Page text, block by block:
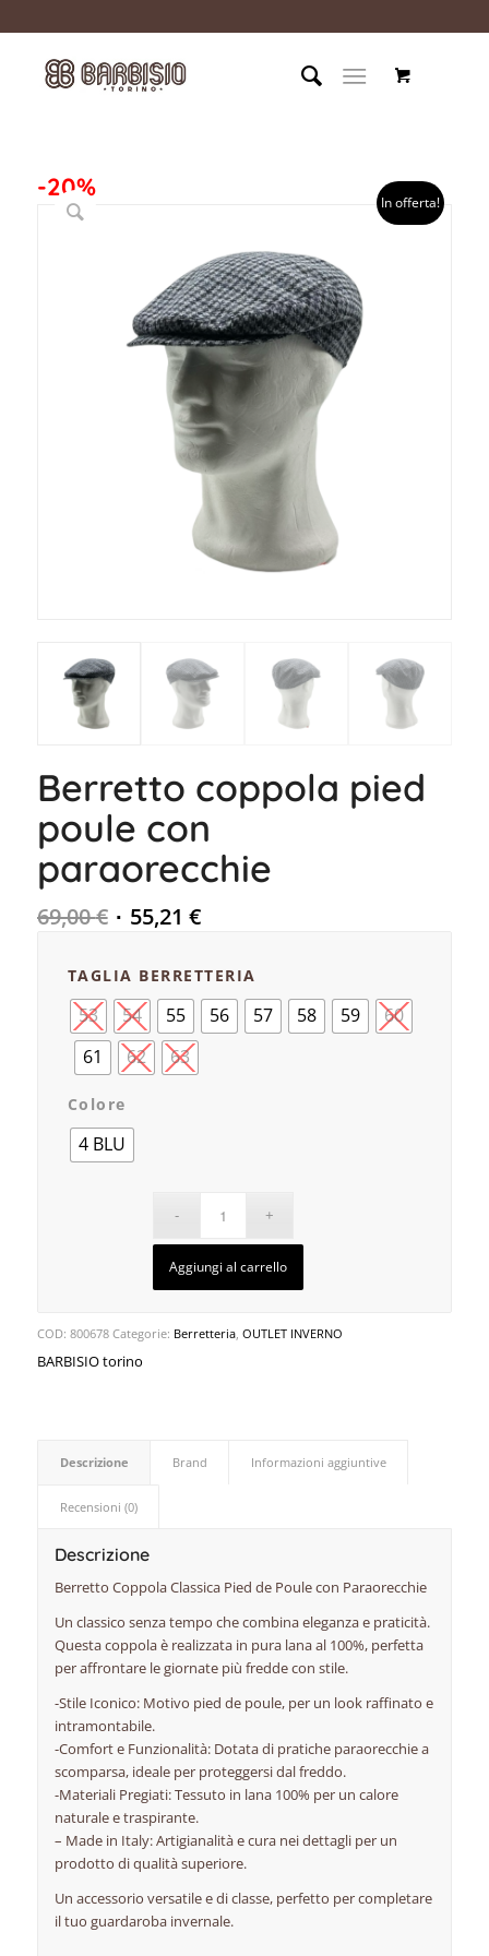
-20%
In offerta!
Berretto coppola pied
poule con
paraorecchie
69,00€ 55,21 €
TAGLIA BERRETTERIA
53 54 55 56 57 58 59
60
61
62 63
Colore
4 BLU
Aggiungi al carrello
COD: 800678 Categorie: Berretteria, OUTLET INVERNO
BARBISIO torino
Descrizione Brand Informazioni aggiuntive
Recensioni (0)
Descrizione
Berretto Coppola Classica Pied de Poule con Paraorecchie
Un classico senza tempo che combina eleganza e praticità.
Questa coppola è realizzata in pura lana al 100%, perfetta
per affrontare le giornate più fredde con stile.
-Stile Iconico: Motivo pied de poule, per un look raffinato e
intramontabile.
-Comfort e Funzionalità: Dotata di pratiche paraorecchie a
scomparsa, ideale per proteggersi dal freddo.
-Materiali Pregiati: Tessuto in lana 100% per un calore
naturale e traspirante.
– Made in Italy: Artigianalità e cura nei dettagli per un
prodotto di qualità superiore.
Un accessorio versatile e di classe, perfetto per completare
il tuo guardaroba invernale.